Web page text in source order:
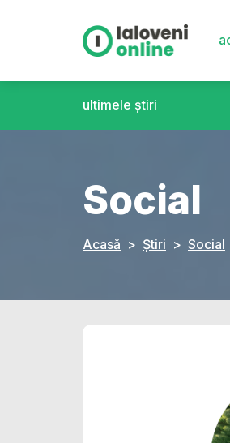
ultimele știri
Social
Acasă Știri Social